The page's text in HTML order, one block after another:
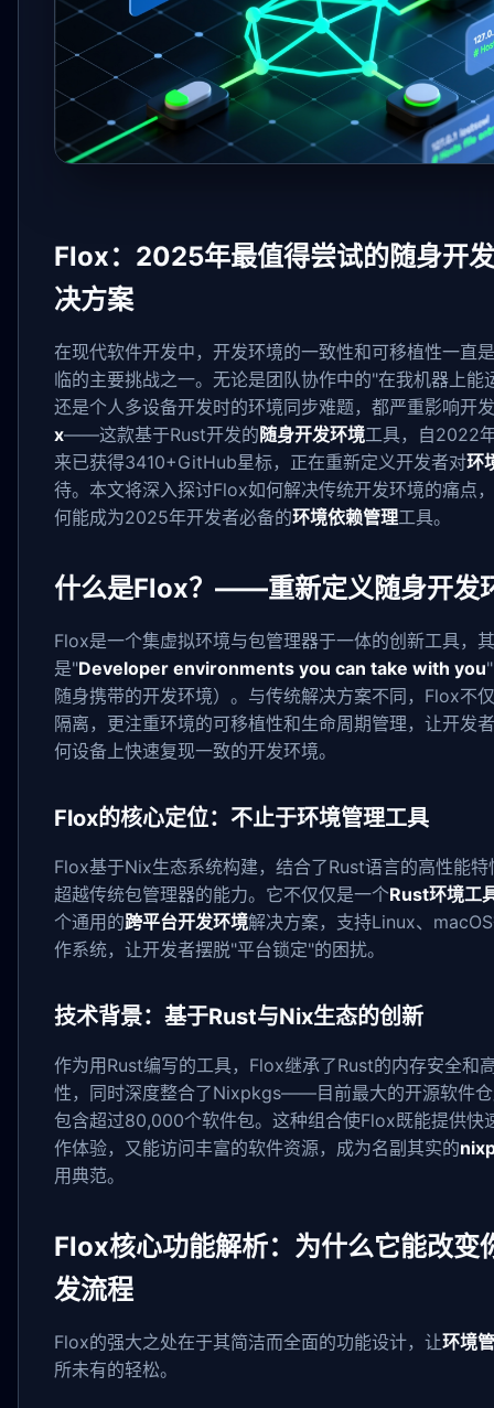
Flox：2025年最值得尝试的随身开
决方案
在现代软件开发中，开发环境的一致性和可移植性一直
临的主要挑战之一。无论是团队协作中的"在我机器上能
还是个人多设备开发时的环境同步难题，都严重影响开
x——这款基于Rust开发的 随身开发环境工具，自2022
来已获得3410+GitHub星标，正在重新定义开发者对环
待。本文将深入探讨Flox如何解决传统开发环境的痛点
何能成为2025年开发者必备的环境依赖管理工具。
什么是Flox？——重新定义随身开发
Flox是一个集虚拟环境与包管理器于一体的创新工具，
是"Developer environments you can take with you
随身携带的开发环境）。与传统解决方案不同，Flox不
隔离，更注重环境的可移植性和生命周期管理，让开发
何设备上快速复现一致的开发环境。
Flox的核心定位：不止于环境管理工具
Flox基于Nix生态系统构建，结合了Rust语言的高性能特
超越传统包管理器的能力。它不仅仅是一个Rust环境工
个通用的跨平台开发环境解决方案，支持Linux、
作系统，让开发者摆脱"平台锁定"的困扰。
技术背景：基于Rust与Nix生态的创新
作为用Rust编写的工具，Flox继承了Rust的内存安全和
性，同时深度整合了Nixpkgs——目前最大的开源软件
包含超过80,000个软件包。这种组合使Flox既能提供快
作体验，又能访问丰富的软件资源，成为名副其实的
用典范。
Flox核心功能解析：为什么它能改变
发流程
Flox的强大之处在于其简洁而全面的功能设计，让环境
所未有的轻松。